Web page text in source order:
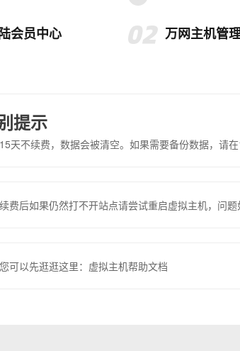
会员中心 万网主机管
提示
天不续费，数据会被清空。如果需要备份数据，请
费后如果仍然打不开站点请尝试重启虚拟主机，问
可以先逛逛这里：虚拟主机帮助文档